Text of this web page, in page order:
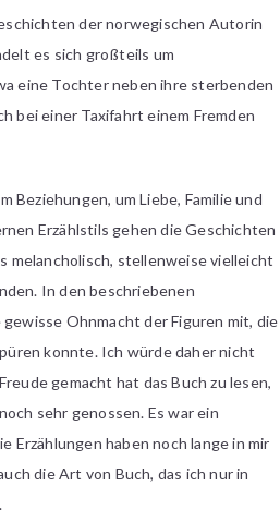
der norwegischen Autorin
es sich großteils um
eine Tochter neben ihre sterbenden
bei einer Taxifahrt einem Fremden
Beziehungen, um Liebe, Familie und
Erzählstils gehen die Geschichten
melancholisch, stellenweise vielleicht
In den beschriebenen
Ohnmacht der Figuren mit, die
konnte. Ich würde daher nicht
gemacht hat das Buch zu lesen,
sehr genossen. Es war ein
Erzählungen haben noch lange in mir
die Art von Buch, das ich nur in